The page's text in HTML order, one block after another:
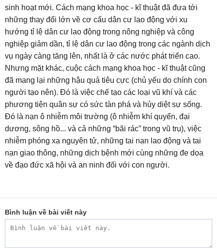
sinh hoạt mới. Cách mạng khoa học - kĩ thuật đã đưa tới
những thay đổi lớn về cơ cấu dân cư lao động với xu
hướng tỉ lệ dân cư lao động trong nông nghiệp và công
nghiệp giảm dần, tỉ lệ dân cư lao động trong các ngành dịch
vụ ngày càng tăng lên, nhất là ở các nước phát triển cao.
Nhưng mặt khác, cuộc cách mạng khoa học - kĩ thuật cũng
đã mang lại những hậu quả tiêu cực (chủ yếu do chính con
người tạo nên). Đó là việc chế tạo các loại vũ khí và các
phương tiện quân sự có sức tàn phá và hủy diệt sự sống.
Đó là nạn ô nhiễm môi trường (ô nhiễm khí quyển, đại
dương, sông hồ... và cả những “bãi rác” trong vũ trụ), việc
nhiễm phóng xạ nguyên tử, những tai nạn lao động và tai
nạn giao thông, những dịch bệnh mới cùng những đe dọa
về đạo đức xã hội và an ninh đối với con người.
Bình luận về bài viết này